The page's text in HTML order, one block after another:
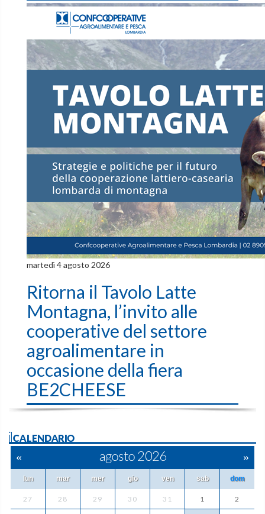
martedì 4 agosto 2026
Ritorna il Tavolo Latte
Montagna, l’invito alle
cooperative del settore
agroalimentare in
occasione della fiera
BE2CHEESE
ilCALENDARIO
« agosto 2026 »
lun mar mer gio ven sab dom
27 28 29 30 31 1 2